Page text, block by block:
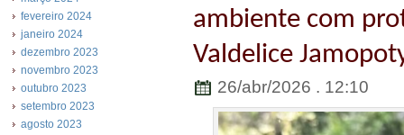
fevereiro 2024
janeiro 2024
dezembro 2023
novembro 2023
outubro 2023
setembro 2023
agosto 2023
ambiente com
Valdelice
26/abr/2026 . 12:10